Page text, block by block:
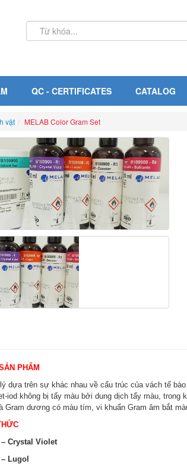
QC - CERTIFICATES CATALOG
vật MELAB Color Gram Set
PHẨM
lý dựa trên sự khác nhau về cấu trúc của vách tế
iod không bị tẩy màu bởi dung dịch tẩy màu,
Gram dương có màu tím, vi khuẩn Gram âm bắt
– Crystal Violet
Lugol